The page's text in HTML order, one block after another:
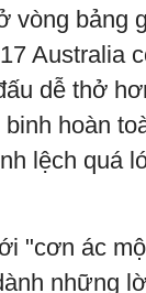
vòng bảng
Australia
dễ thở
binh hoàn
lệch quá
"cơn ác
những